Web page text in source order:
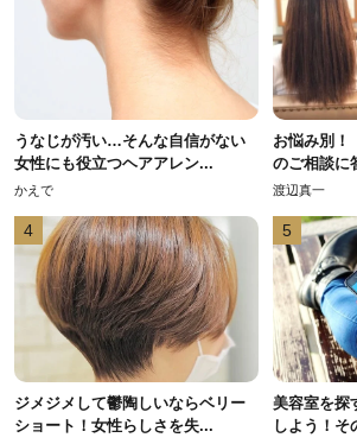
うなじが汚い…そんな自信がない
女性にも役立つヘアアレン...
かえで
お悩み別！
のご相談
渡辺真一
4
ジメジメして鬱陶しいならベリー
ショート！女性らしさを失...
5
美容室を探
しよう！そ